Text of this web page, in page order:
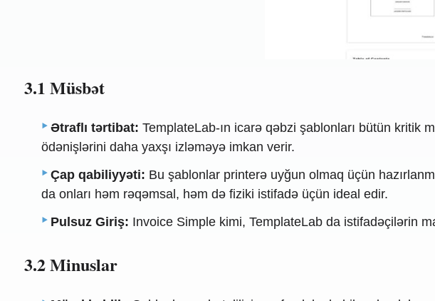
3.1 Müsbət
Ətraflı tərtibat: TemplateLab-ın icarə qəbzi şablonları bütün kritik
ödənişlərini daha yaxşı izləməyə imkan verir.
Çap qabiliyyəti: Bu şablonlar printerə uyğun olmaq üçün
da onları həm rəqəmsal, həm də fiziki istifadə üçün ideal edir.
Pulsuz Giriş: Invoice Simple kimi, TemplateLab da istifadəçilərin
3.2 Minuslar